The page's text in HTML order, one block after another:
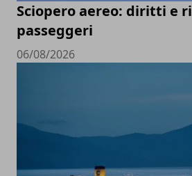
Sciopero aereo: diritti e
passeggeri
06/08/2026